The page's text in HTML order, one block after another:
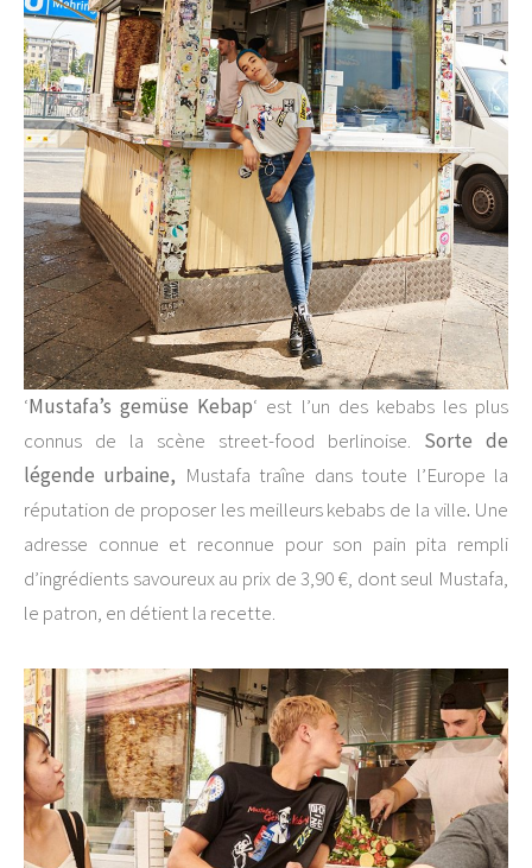
‘Mustafa’s gemüse Kebap‘ est l’un des kebabs les plus
connus de la scène street-food berlinoise. Sorte de
légende urbaine, Mustafa traîne dans toute l’Europe la
réputation de proposer les meilleurs kebabs de la ville. Une
adresse connue et reconnue pour son pain pita rempli
d’ingrédients savoureux au prix de 3,90 €, dont seul Mustafa,
le patron, en détient la recette.